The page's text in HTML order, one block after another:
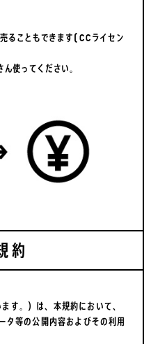
ることもできます(CCライセン
使ってください。
約
す。）は、本規約において、
タ等の公開内容およびその利用